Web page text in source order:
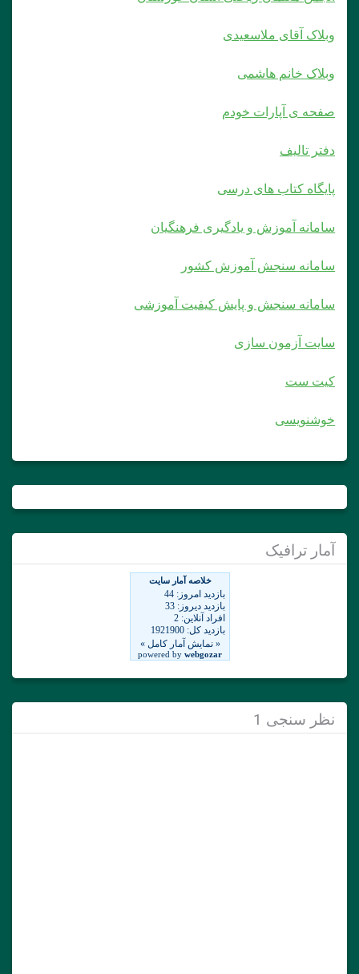
وبلاک آقای ملاسعیدی
وبلاک خانم هاشمی
صفحه ی آپارات خودم
دفتر تالیف
پایگاه کتاب های درسی
سامانه آموزش و یادگیری فرهنگیان
سامانه سنجش آموزش کشور
سامانه سنجش و پایش کیفیت آموزشی
سایت آزمون سازی
کیت ست
خوشنویسی
آمار ترافیک
نظر سنجی 1